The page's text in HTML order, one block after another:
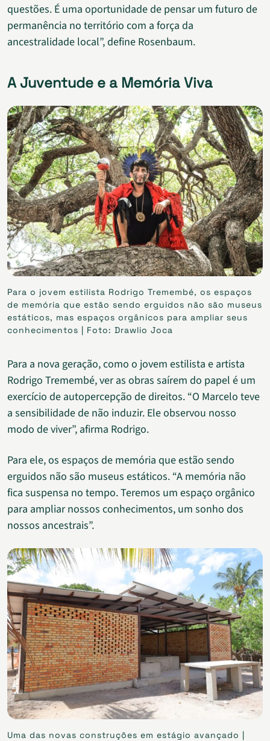
questões. É uma oportunidade de pensar um futuro de
permanência no território com a força da
ancestralidade local”, define Rosenbaum.
A Juventude e a Memória Viva
Para o jovem estilista Rodrigo Tremembé, os espaços
de memória que estão sendo erguidos não são museus
estáticos, mas espaços orgânicos para ampliar seus
conhecimentos | Foto: Drawlio Joca
Para a nova geração, como o jovem estilista e artista
Rodrigo Tremembé, ver as obras saírem do papel é um
exercício de autopercepção de direitos. “O Marcelo teve
a sensibilidade de não induzir. Ele observou nosso
modo de viver”, afirma Rodrigo.
Para ele, os espaços de memória que estão sendo
erguidos não são museus estáticos. “A memória não
fica suspensa no tempo. Teremos um espaço orgânico
para ampliar nossos conhecimentos, um sonho dos
nossos ancestrais”.
Uma das novas construções em estágio avançado |